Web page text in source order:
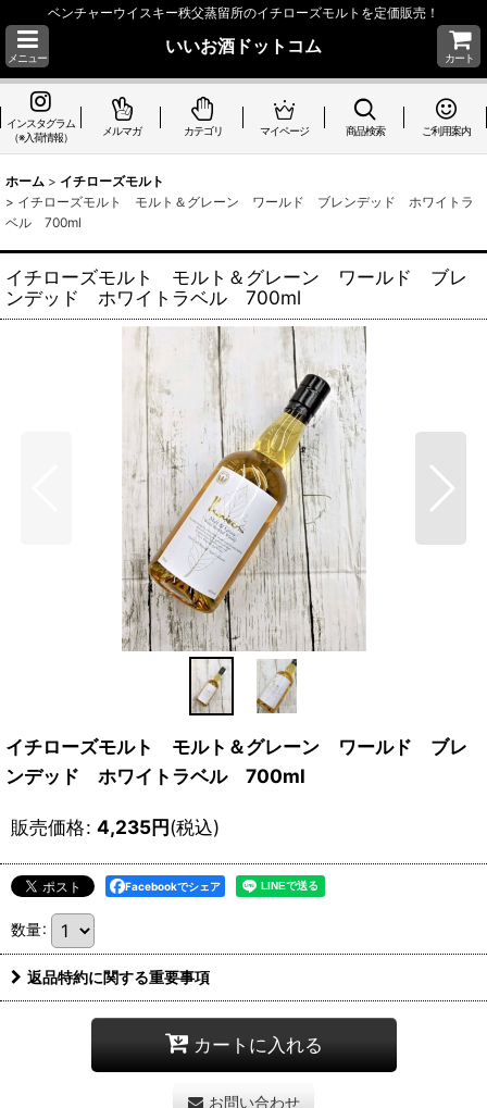
ベンチャーウイスキー秩父蒸留所のイチローズモルトを定価販売！
メニュー
いいお酒ドットコム
カート
インスタグラム
（※入荷情報）
メルマガ カテゴリ マイページ 商品検索 ご利用案内
ホーム > イチローズモルト
> イチローズモルト モルト＆グレーン ワールド ブレンデッド ホワイトラ
ベル 700ml
イチローズモルト モルト＆グレーン ワールド ブレ
ンデッド ホワイトラベル 700ml
イチローズモルト モルト＆グレーン ワールド ブレ
ンデッド ホワイトラベル 700ml
販売価格: 4,235円(税込)
Facebookでシェア
数量:
返品特約に関する重要事項
カートに入れる
お問い合わせ